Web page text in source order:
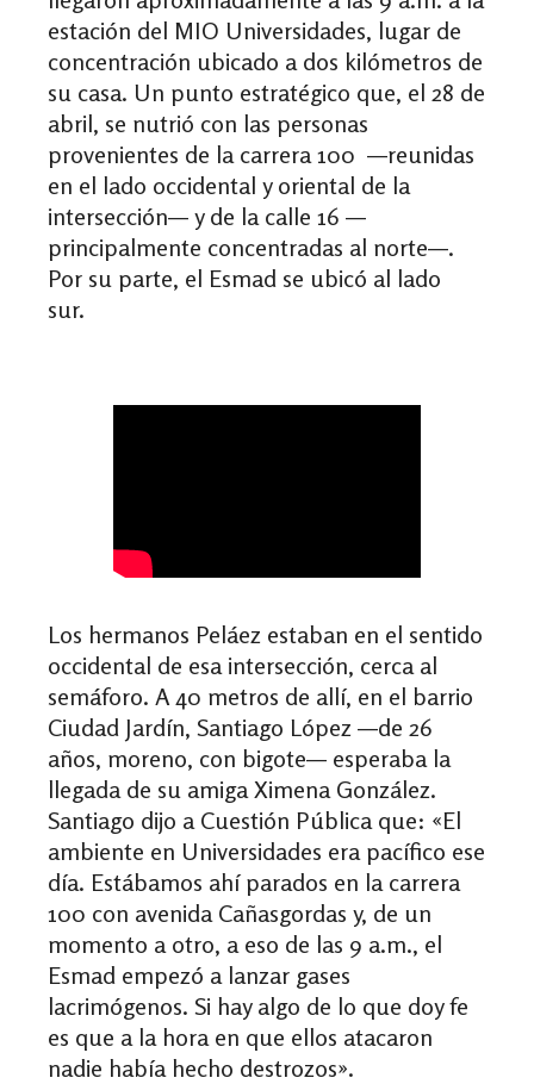
estación del MIO Universidades, lugar de
concentración ubicado a dos kilómetros de
su casa. Un punto estratégico que, el 28 de
abril, se nutrió con las personas
provenientes de la carrera 100 —reunidas
en el lado occidental y oriental de la
intersección— y de la calle 16 —
principalmente concentradas al norte—.
Por su parte, el Esmad se ubicó al lado
sur.
Los hermanos Peláez estaban en el sentido
occidental de esa intersección, cerca al
semáforo. A 40 metros de allí, en el barrio
Ciudad Jardín, Santiago López —de 26
años, moreno, con bigote— esperaba la
llegada de su amiga Ximena González.
Santiago dijo a Cuestión Pública que: «El
ambiente en Universidades era pacífico ese
día. Estábamos ahí parados en la carrera
100 con avenida Cañasgordas y, de un
momento a otro, a eso de las 9 a.m., el
Esmad empezó a lanzar gases
lacrimógenos. Si hay algo de lo que doy fe
es que a la hora en que ellos atacaron
nadie había hecho destrozos».